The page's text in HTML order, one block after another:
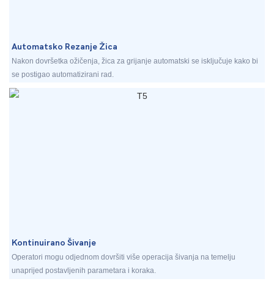
Automatsko Rezanje Žica
Nakon dovršetka ožičenja, žica za grijanje automatski se isključuje kako bi
se postigao automatizirani rad.
Kontinuirano Šivanje
Operatori mogu odjednom dovršiti više operacija šivanja na temelju
unaprijed postavljenih parametara i koraka.